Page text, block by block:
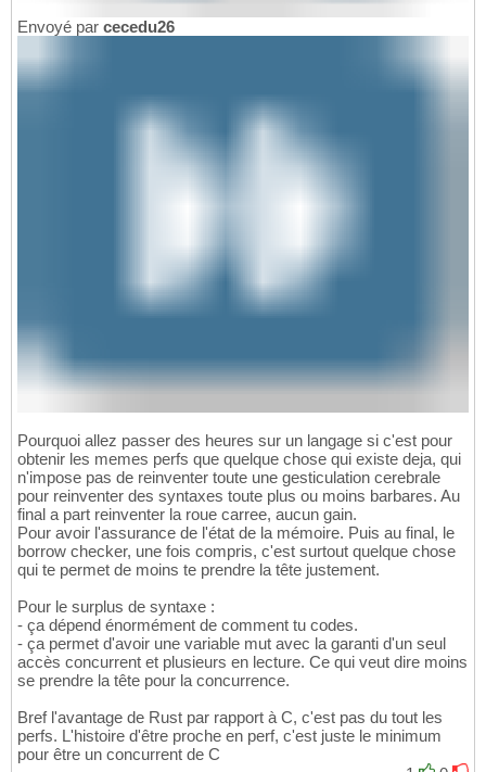
Envoyé par cecedu26
Pourquoi allez passer des heures sur un langage si c'est pour
obtenir les memes perfs que quelque chose qui existe deja, qui
n'impose pas de reinventer toute une gesticulation cerebrale
pour reinventer des syntaxes toute plus ou moins barbares. Au
final a part reinventer la roue carree, aucun gain.
Pour avoir l'assurance de l'état de la mémoire. Puis au final, le
borrow checker, une fois compris, c'est surtout quelque chose
qui te permet de moins te prendre la tête justement.
Pour le surplus de syntaxe :
- ça dépend énormément de comment tu codes.
- ça permet d'avoir une variable mut avec la garanti d'un seul
accès concurrent et plusieurs en lecture. Ce qui veut dire moins
se prendre la tête pour la concurrence.
Bref l'avantage de Rust par rapport à C, c'est pas du tout les
perfs. L'histoire d'être proche en perf, c'est juste le minimum
pour être un concurrent de C